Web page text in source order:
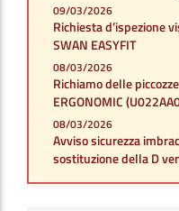
09/03/2026
Richiesta d’ispezione
SWAN EASYFIT
08/03/2026
Richiamo delle
ERGONOMIC
08/03/2026
Avviso sicurezza
sostituzione della D